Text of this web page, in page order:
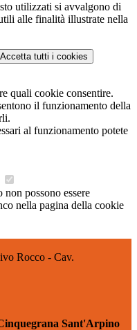
utilizzati si avvalgono di
alle finalità illustrate nella
Accetta tutti i cookies
quali cookie consentire.
il funzionamento della
al funzionamento potete
possono essere
nella pagina della cookie
Rocco - Cav.
Sant'Arpino